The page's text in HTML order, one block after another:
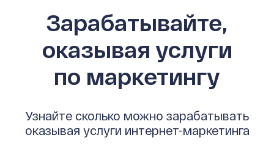
Зарабатывайте,
оказывая услуги
по маркетингу
Узнайте сколько можно зарабатывать
оказывая услуги интернет-маркетинга